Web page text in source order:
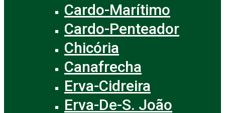
Cardo-Marítimo
Cardo-Penteador
Chicória
Canafrecha
Erva-Cidreira
Erva-De-S. João